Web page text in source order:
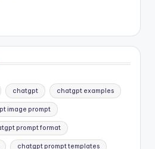
chatgpt chatgpt examples
image prompt
prompt format
chatgpt prompt templates